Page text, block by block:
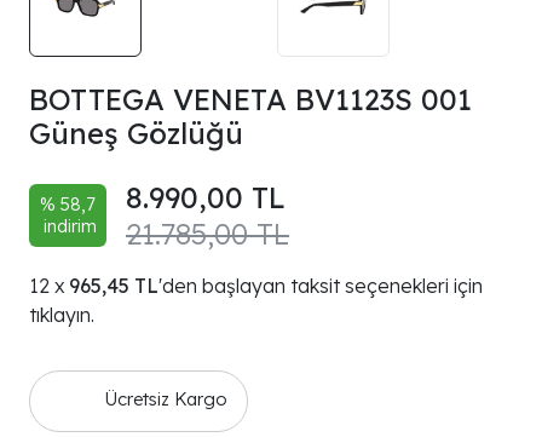
BOTTEGA VENETA BV1123S 001
Güneş Gözlüğü
% 58,7
indirim
21.785,00 TL
8.990,00 TL
965,45 TL'den başlayan taksit seçenekleri için
tıklayın.
Ücretsiz Kargo